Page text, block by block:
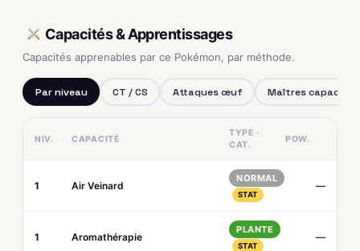
Capacités & Apprentissages
Capacités apprenables par ce Pokémon, par méthode.
Par niveau CT / CS Attaques œuf Maîtres capacités
NIV. CAPACITÉ
TYPE ·
CAT.
POW.
1 Air Veinard
NORMAL
STAT
—
1 Aromathérapie
PLANTE
STAT
—